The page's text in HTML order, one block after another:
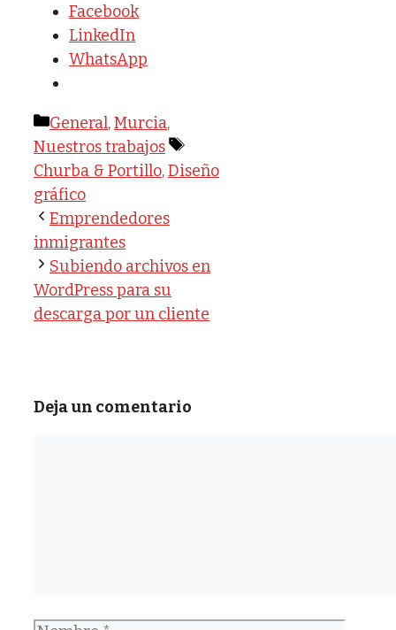
Facebook
LinkedIn
WhatsApp
Categorías
General,Murcia,
Nuestros trabajos
Etiquetas
Churba & Portillo,Diseño
gráfico
Emprendedores
inmigrantes
Subiendo archivos en
WordPress para su
descarga por un cliente
Deja un comentario